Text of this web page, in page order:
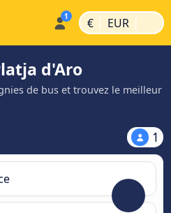
€ | EUR |
d'Aro
de bus et trouvez le meilleur
1